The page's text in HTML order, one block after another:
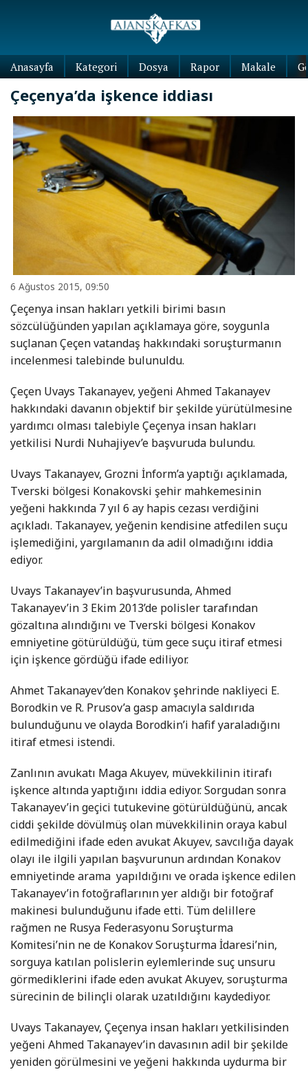
Anasayfa Kategori Dosya Rapor Makale
Çeçenya’da işkence iddiası
6 Ağustos 2015, 09:50
Çeçenya insan hakları yetkili birimi basın
sözcülüğünden yapılan açıklamaya göre, soygunla
suçlanan Çeçen vatandaş hakkındaki soruşturmanın
incelenmesi talebinde bulunuldu.
Çeçen Uvays Takanayev, yeğeni Ahmed Takanayev
hakkındaki davanın objektif bir şekilde yürütülmesine
yardımcı olması talebiyle Çeçenya insan hakları
yetkilisi Nurdi Nuhajiyev’e başvuruda bulundu.
Uvays Takanayev, Grozni İnform’a yaptığı açıklamada,
Tverski bölgesi Konakovski şehir mahkemesinin
yeğeni hakkında 7 yıl 6 ay hapis cezası verdiğini
açıkladı. Takanayev, yeğenin kendisine atfedilen suçu
işlemediğini, yargılamanın da adil olmadığını iddia
ediyor.
Uvays Takanayev’in başvurusunda, Ahmed
Takanayev’in 3 Ekim 2013’de polisler tarafından
gözaltına alındığını ve Tverski bölgesi Konakov
emniyetine götürüldüğü, tüm gece suçu itiraf etmesi
için işkence gördüğü ifade ediliyor.
Ahmet Takanayev’den Konakov şehrinde nakliyeci E.
Borodkin ve R. Prusov’a gasp amacıyla saldırıda
bulunduğunu ve olayda Borodkin’i hafif yaraladığını
itiraf etmesi istendi.
Zanlının avukatı Maga Akuyev, müvekkilinin itirafı
işkence altında yaptığını iddia ediyor. Sorgudan sonra
Takanayev’in geçici tutukevine götürüldüğünü, ancak
ciddi şekilde dövülmüş olan müvekkilinin oraya kabul
edilmediğini ifade eden avukat Akuyev, savcılığa dayak
olayı ile ilgili yapılan başvurunun ardından Konakov
emniyetinde arama yapıldığını ve orada işkence edilen
Takanayev’in fotoğraflarının yer aldığı bir fotoğraf
makinesi bulunduğunu ifade etti. Tüm delillere
rağmen ne Rusya Federasyonu Soruşturma
Komitesi’nin ne de Konakov Soruşturma İdaresi’nin,
sorguya katılan polislerin eylemlerinde suç unsuru
görmediklerini ifade eden avukat Akuyev, soruşturma
sürecinin de bilinçli olarak uzatıldığını kaydediyor.
Uvays Takanayev, Çeçenya insan hakları yetkilisinden
yeğeni Ahmed Takanayev’in davasının adil bir şekilde
yeniden görülmesini ve yeğeni hakkında uydurma bir